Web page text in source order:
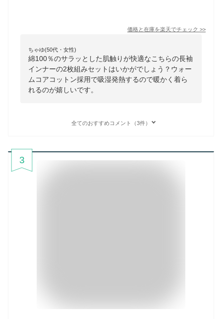
価格と在庫を楽天でチェック >>
ちゃゆ(50代・女性)
綿100％のサラッとした肌触りが快適なこちらの長袖
インナーの2枚組みセットはいかがでしょう？ウォー
ムコアコットン採用で吸湿発熱するので暖かく着ら
れるのが嬉しいです。
全てのおすすめコメント（3件）
3